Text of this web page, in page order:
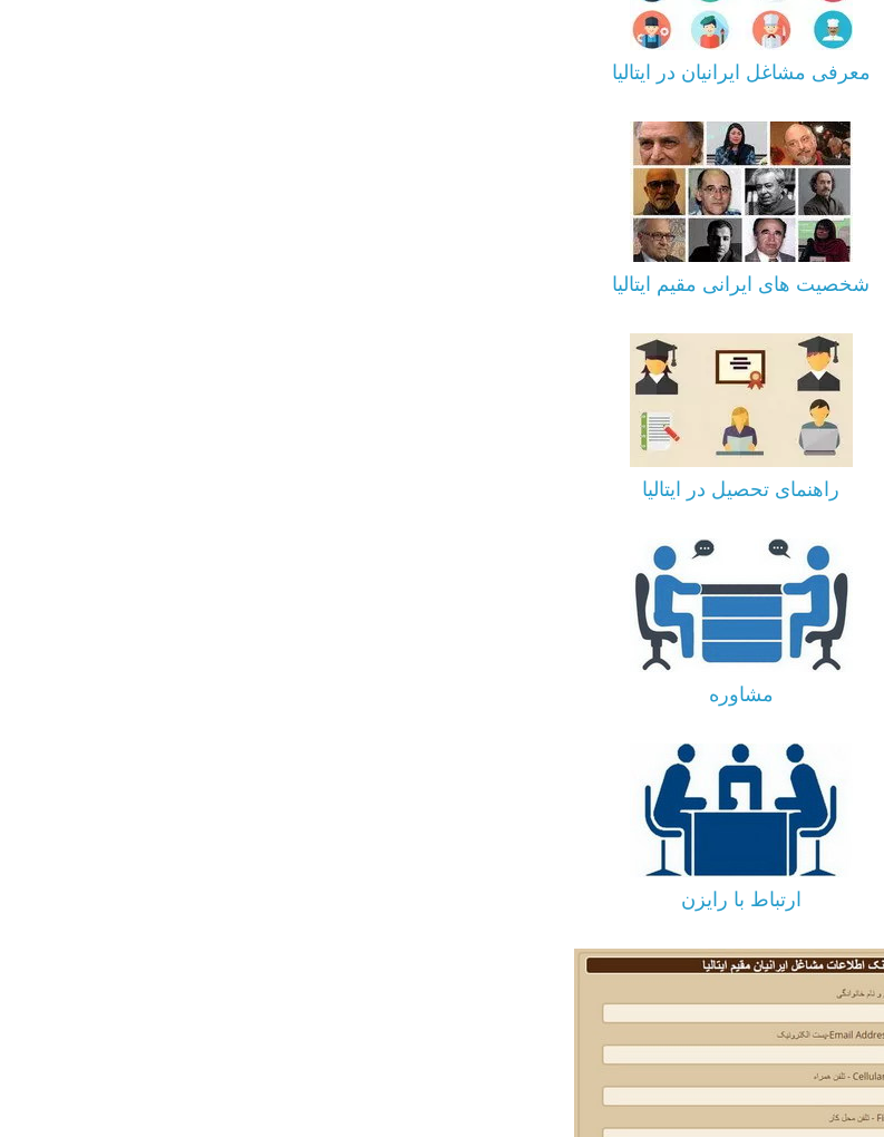
معرفی مشاغل ایرانیان در ایتالیا
شخصیت های ایرانی مقیم ایتالیا
راهنمای تحصیل در ایتالیا
مشاوره
ارتباط با رایزن